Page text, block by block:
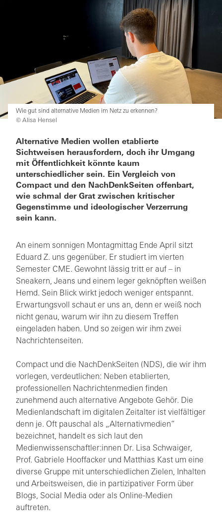
Wie gut sind alternative Medien im Netz zu erkennen?
© Alisa Hensel
Alternative Medien wollen etablierte
Sichtweisen herausfordern, doch ihr Umgang
mit Öffentlichkeit könnte kaum
unterschiedlicher sein. Ein Vergleich von
Compact und den NachDenkSeiten offenbart,
wie schmal der Grat zwischen kritischer
Gegenstimme und ideologischer Verzerrung
sein kann.
An einem sonnigen Montagmittag Ende April sitzt
Eduard Z. uns gegenüber. Er studiert im vierten
Semester CME. Gewohnt lässig tritt er auf – in
Sneakern, Jeans und einem leger geknöpften weißen
Hemd. Sein Blick wirkt jedoch weniger entspannt.
Erwartungsvoll schaut er uns an, denn er weiß noch
nicht genau, warum wir ihn zu diesem Treffen
eingeladen haben. Und so zeigen wir ihm zwei
Nachrichtenseiten.
Compact und die NachDenkSeiten (NDS), die wir ihm
vorlegen, verdeutlichen: Neben etablierten,
professionellen Nachrichtenmedien finden
zunehmend auch alternative Angebote Gehör. Die
Medienlandschaft im digitalen Zeitalter ist vielfältiger
denn je. Oft pauschal als „Alternativmedien“
bezeichnet, handelt es sich laut den
Medienwissenschaftler:innen Dr. Lisa Schwaiger,
Prof. Gabriele Hooffacker und Matthias Kast um eine
diverse Gruppe mit unterschiedlichen Zielen, Inhalten
und Arbeitsweisen, die in partizipativer Form über
Blogs, Social Media oder als Online-Medien
auftreten.